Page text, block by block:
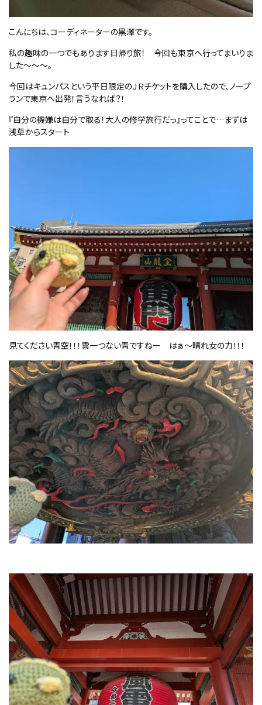
こんにちは、コーディネーターの黒澤です。
私の趣味の一つでもあります日帰り旅！ 今回も東京へ行ってまいりま
した～～～。
今回はキュンパスという平日限定のＪＲチケットを購入したので、ノープ
ランで東京へ出発！言うなれば？！
『自分の機嫌は自分で取る！大人の修学旅行だっ』ってことで…まずは
浅草からスタート
見てください青空！！！雲一つない青ですねー はぁ～晴れ女の力！！！